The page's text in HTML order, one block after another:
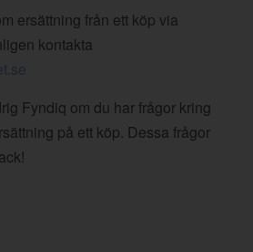
ersättning från ett köp via
kontakta
Fyndiq om du har frågor kring
på ett köp. Dessa frågor